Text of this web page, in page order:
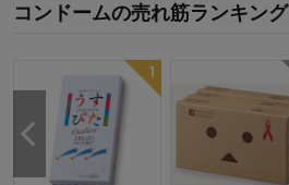
コンドームの売れ筋ランキング